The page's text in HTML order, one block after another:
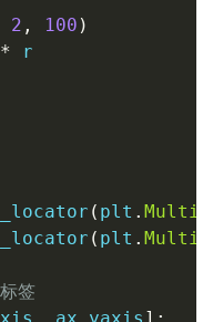
2 , 100 )
* r
( plt .
( plt .
签